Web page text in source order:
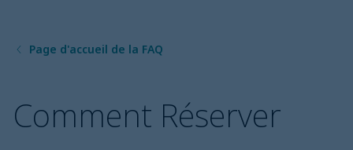
Page d'accueil de la FAQ
Comment Réserver